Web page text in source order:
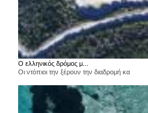
Ο ελληνικός δρόμος μ...
Οι ντόπιοι την ξέρουν την διαδρομή κα